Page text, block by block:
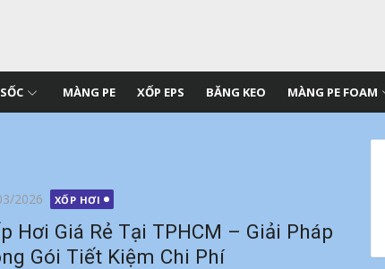
MÀNG PE XỐP EPS BĂNG KEO MÀNG PE FOAM
2026 XỐP HƠI
Hơi Giá Rẻ Tại TPHCM – Giải Pháp
Gói Tiết Kiệm Chi Phí